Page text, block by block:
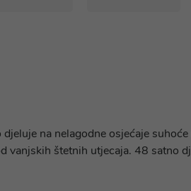
na nelagodne osjećaje
štetnih utjecaja. 48 satno